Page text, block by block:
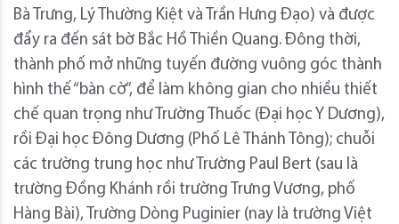
Bà Trưng, Lý Thường Kiệt và Trần Hưng Đạo) và được
đẩy ra đến sát bờ Bắc Hồ Thiền Quang. Đông thời,
thành phố mở những tuyến đường vuông góc thành
hình thế “bàn cờ”, để làm không gian cho nhiều thiết
chế quan trọng như Trường Thuốc (Đại học Y Dương),
rồi Đại học Đông Dương (Phố Lê Thánh Tông); chuỗi
các trường trung học như Trường Paul Bert (sau là
trường Đồng Khánh rồi trường Trưng Vương, phố
Hàng Bài), Trường Dòng Puginier (nay là trường Việt